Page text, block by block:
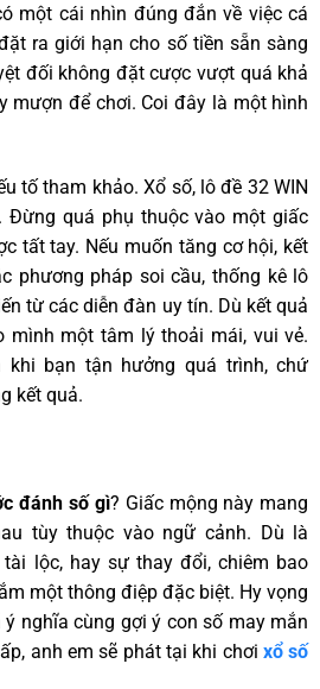
một cái nhìn đúng đắn về việc cá
ra giới hạn cho số tiền sẵn sàng
đối không đặt cược vượt quá khả
mượn để chơi. Coi đây là một hình
tố tham khảo. Xổ số, lô đề 32 WIN
Đừng quá phụ thuộc vào một giấc
tất tay. Nếu muốn tăng cơ hội, kết
phương pháp soi cầu, thống kê lô
từ các diễn đàn uy tín. Dù kết quả
mình một tâm lý thoải mái, vui vẻ.
khi bạn tận hưởng quá trình, chứ
kết quả.
đánh số gì? Giấc mộng này mang
tùy thuộc vào ngữ cảnh. Dù là
lộc, hay sự thay đổi, chiêm bao
một thông điệp đặc biệt. Hy vọng
nghĩa cùng gợi ý con số may mắn
anh em sẽ phát tại khi chơi xổ số